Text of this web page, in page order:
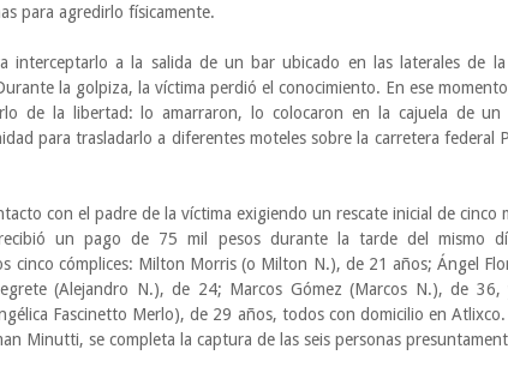
para agredirlo físicamente.
interceptarlo a la salida de un bar ubicado en las laterales de la
la golpiza, la víctima perdió el conocimiento. En ese
de la libertad: lo amarraron, lo colocaron en la cajuela de un
para trasladarlo a diferentes moteles sobre la carretera federal
con el padre de la víctima exigiendo un rescate inicial de cinco
un pago de 75 mil pesos durante la tarde del mismo
cinco cómplices: Milton Morris (o Milton N.), de 21 años; Ángel
(Alejandro N.), de 24; Marcos Gómez (Marcos N.), de 36,
Fascinetto Merlo), de 29 años, todos con domicilio en
Minutti, se completa la captura de las seis personas